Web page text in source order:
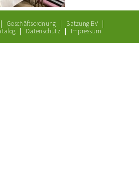
Geschäftsordnung
Satzung BV
Datenschutz Impressum